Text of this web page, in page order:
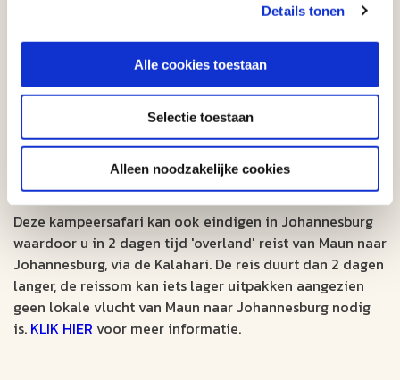
Details tonen
Alle cookies toestaan
Selectie toestaan
Alleen noodzakelijke cookies
de parken en overige entreeprijzen afhankelijk van de
reis. Deze bijdrage draagt u contant aan het begin van
de reis af aan de gids. Hiermee komt een groot deel van
de kosten voor de reis lokaal ten goede aan beheer van
flora en fauna in het land wat u bezoekt. Ook lokale
communities profiteren mee.
Wilt u via de Kalahari reizen?
Deze kampeersafari kan ook eindigen in Johannesburg
waardoor u in 2 dagen tijd 'overland' reist van Maun naar
Johannesburg, via de Kalahari. De reis duurt dan 2 dagen
langer, de reissom kan iets lager uitpakken aangezien
geen lokale vlucht van Maun naar Johannesburg nodig
is. KLIK HIER voor meer informatie.